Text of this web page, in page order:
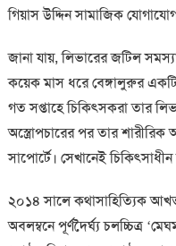
গিয়াস উদ্দিন সামাজিক
জানা যায়, লিভারের জটিল
কয়েক মাস ধরে বেঙ্গালুরুর একটি
গত সপ্তাহে চিকিৎসকরা তার
অস্ত্রোপচারের পর তার
সাপোর্টে। সেখানেই
২০১৪ সালে কথাসাহিত্যিক
অবলম্বনে পূর্ণদৈর্ঘ্য চলচ্চিত্র